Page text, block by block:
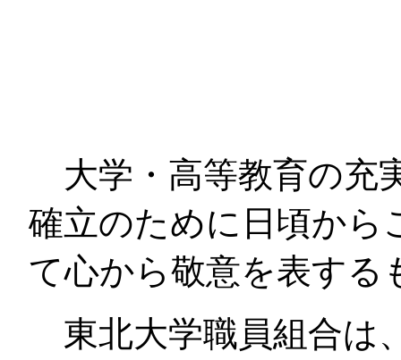
大学・高等教育の充
確立のために日頃から
て心から敬意を表する
東北大学職員組合は